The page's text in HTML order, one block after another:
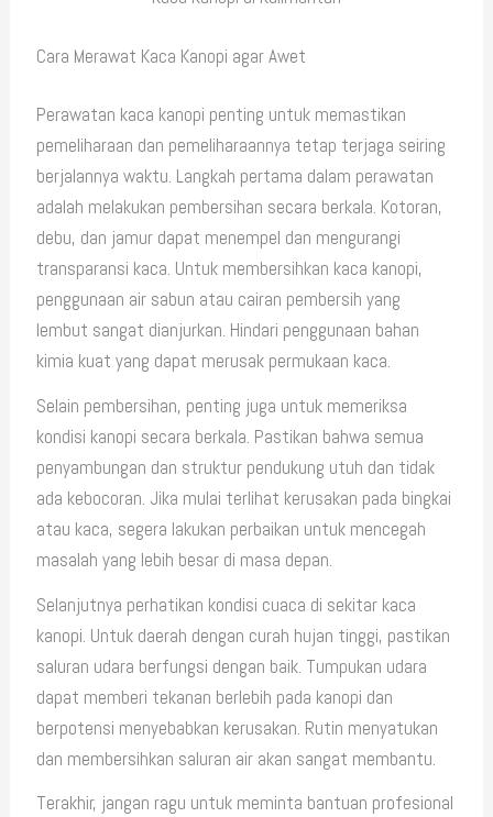
Cara Merawat Kaca Kanopi agar Awet
Perawatan kaca kanopi penting untuk memastikan
pemeliharaan dan pemeliharaannya tetap terjaga seiring
berjalannya waktu. Langkah pertama dalam perawatan
adalah melakukan pembersihan secara berkala. Kotoran,
debu, dan jamur dapat menempel dan mengurangi
transparansi kaca. Untuk membersihkan kaca kanopi,
penggunaan air sabun atau cairan pembersih yang
lembut sangat dianjurkan. Hindari penggunaan bahan
kimia kuat yang dapat merusak permukaan kaca.
Selain pembersihan, penting juga untuk memeriksa
kondisi kanopi secara berkala. Pastikan bahwa semua
penyambungan dan struktur pendukung utuh dan tidak
ada kebocoran. Jika mulai terlihat kerusakan pada bingkai
atau kaca, segera lakukan perbaikan untuk mencegah
masalah yang lebih besar di masa depan.
Selanjutnya perhatikan kondisi cuaca di sekitar kaca
kanopi. Untuk daerah dengan curah hujan tinggi, pastikan
saluran udara berfungsi dengan baik. Tumpukan udara
dapat memberi tekanan berlebih pada kanopi dan
berpotensi menyebabkan kerusakan. Rutin menyatukan
dan membersihkan saluran air akan sangat membantu.
Terakhir, jangan ragu untuk meminta bantuan profesional